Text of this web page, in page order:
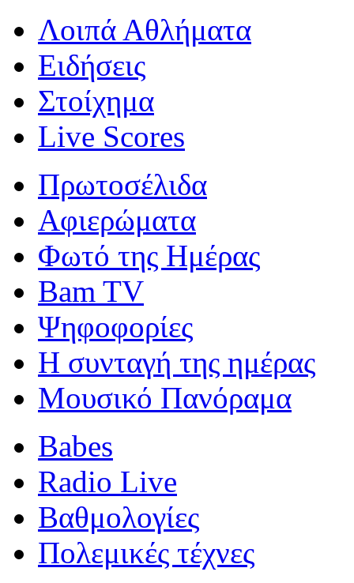
Λοιπά Αθλήματα
Ειδήσεις
Στοίχημα
Live Scores
Πρωτοσέλιδα
Αφιερώματα
Φωτό της Ημέρας
Bam TV
Ψηφοφορίες
Η συνταγή της ημέρας
Μουσικό Πανόραμα
Babes
Radio Live
Βαθμολογίες
Πολεμικές τέχνες